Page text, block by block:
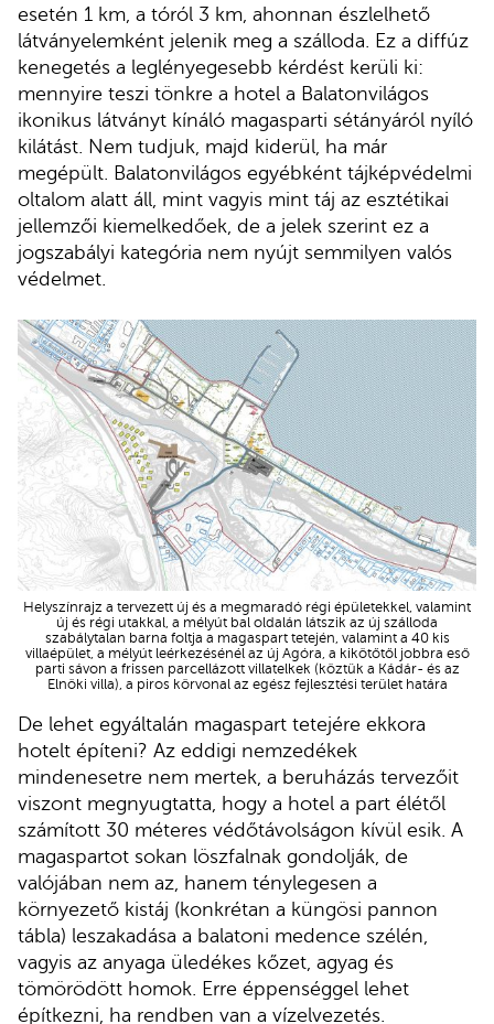
esetén 1 km, a tóról 3 km, ahonnan észlelhető
látványelemként jelenik meg a szálloda. Ez a diffúz
kenegetés a leglényegesebb kérdést kerüli ki:
mennyire teszi tönkre a hotel a Balatonvilágos
ikonikus látványt kínáló magasparti sétányáról nyíló
kilátást. Nem tudjuk, majd kiderül, ha már
megépült. Balatonvilágos egyébként tájképvédelmi
oltalom alatt áll, mint vagyis mint táj az esztétikai
jellemzői kiemelkedőek, de a jelek szerint ez a
jogszabályi kategória nem nyújt semmilyen valós
védelmet.
Helyszínrajz a tervezett új és a megmaradó régi épületekkel, valamint
új és régi utakkal, a mélyút bal oldalán látszik az új szálloda
szabálytalan barna foltja a magaspart tetején, valamint a 40 kis
villaépület, a mélyút leérkezésénél az új Agóra, a kikötőtől jobbra eső
parti sávon a frissen parcellázott villatelkek (köztük a Kádár- és az
Elnöki villa), a piros körvonal az egész fejlesztési terület határa
De lehet egyáltalán magaspart tetejére ekkora
hotelt építeni? Az eddigi nemzedékek
mindenesetre nem mertek, a beruházás tervezőit
viszont megnyugtatta, hogy a hotel a part élétől
számított 30 méteres védőtávolságon kívül esik. A
magaspartot sokan löszfalnak gondolják, de
valójában nem az, hanem ténylegesen a
környezető kistáj (konkrétan a küngösi pannon
tábla) leszakadása a balatoni medence szélén,
vagyis az anyaga üledékes kőzet, agyag és
tömörödött homok. Erre éppenséggel lehet
építkezni, ha rendben van a vízelvezetés.